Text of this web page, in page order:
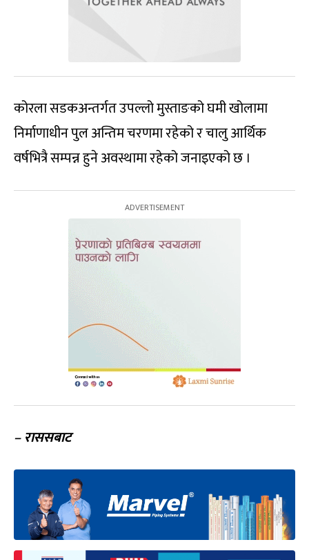
कोरला सडकअन्तर्गत उपल्लो मुस्ताङको घमी खोलामा
निर्माणाधीन पुल अन्तिम चरणमा रहेको र चालु आर्थिक
वर्षभित्रै सम्पन्न हुने अवस्थामा रहेको जनाइएको छ ।
– राससबाट